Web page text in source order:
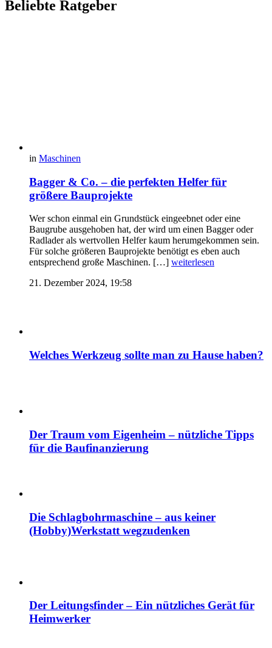
Beliebte Ratgeber
in Maschinen
Bagger & Co. – die perfekten Helfer für
größere Bauprojekte
Wer schon einmal ein Grundstück eingeebnet oder eine
Baugrube ausgehoben hat, der wird um einen Bagger oder
Radlader als wertvollen Helfer kaum herumgekommen sein.
Für solche größeren Bauprojekte benötigt es eben auch
entsprechend große Maschinen. […] weiterlesen
21. Dezember 2024, 19:58
Welches Werkzeug sollte man zu Hause haben?
Der Traum vom Eigenheim – nützliche Tipps
für die Baufinanzierung
Die Schlagbohrmaschine – aus keiner
(Hobby)Werkstatt wegzudenken
Der Leitungsfinder – Ein nützliches Gerät für
Heimwerker